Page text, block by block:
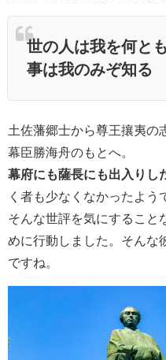
世の人は我を何と
事は我のみぞ知る
土佐藩郷士から尊王攘夷の
幕臣勝海舟のもとへ。
幕府にも薩長にも出入りし
く者も少なくなかったよう
そんな世評を気にすること
めに行動しました。そんな
ですね。